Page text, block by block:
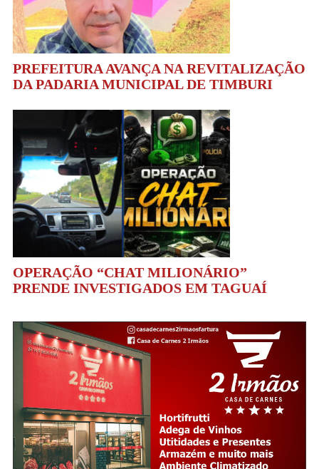
PREFEITURA AVANÇA NA REVITALIZAÇÃO
DA PADARIA MUNICIPAL DE TIMBURI
OPERAÇÃO “CHAT MILIONÁRIO”
PRENDE INVESTIGADOS EM TAGUAÍ